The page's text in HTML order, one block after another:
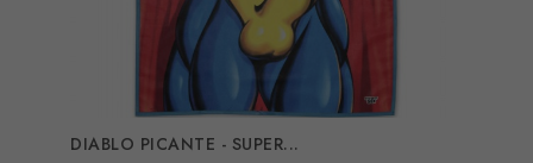
DIABLO PICANTE - SUPER...